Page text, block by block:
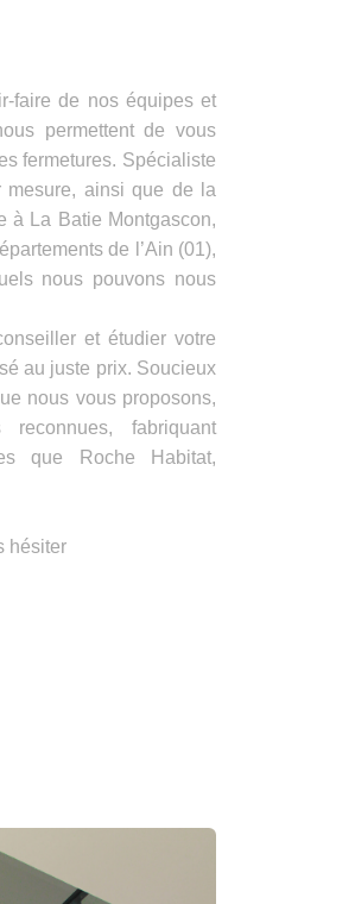
faire de nos équipes et
permettent de vous
fermetures. Spécialiste
mesure, ainsi que de la
à La Batie Montgascon,
de l’Ain (01),
nous pouvons nous
et étudier votre
au juste prix. Soucieux
nous vous proposons,
fabriquant
que Roche Habitat,
hésiter